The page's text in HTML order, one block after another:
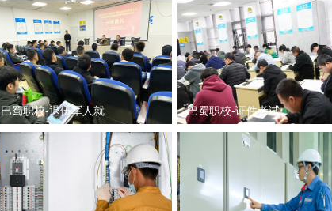
巴蜀职校-退伍军人就 巴蜀职校-证件考试